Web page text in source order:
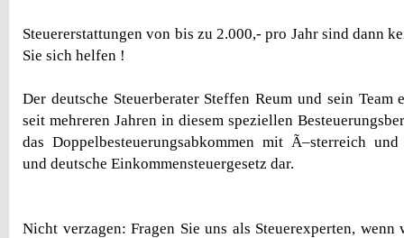
Steuererstattungen von bis zu 2.000,- pro Jahr sind dann
Sie sich helfen !
Der deutsche Steuerberater Steffen Reum und sein Team
seit mehreren Jahren in diesem speziellen
das Doppelbesteuerungsabkommen mit Ã–sterreich
und deutsche Einkommensteuergesetz dar.
Nicht verzagen: Fragen Sie uns als Steuerexperten,